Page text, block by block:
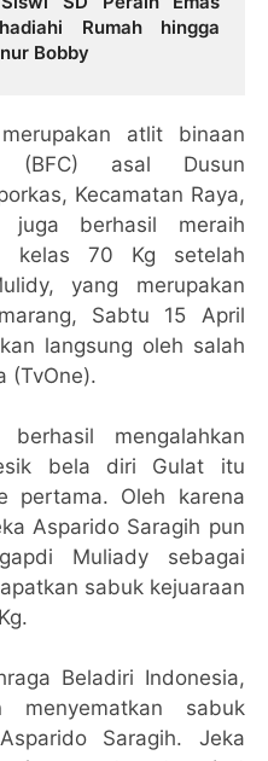
Rumah hingga
Bobby
atlit binaan
(BFC) asal Dusun
Kecamatan Raya,
juga berhasil meraih
kelas 70 Kg setelah
yang merupakan
Sabtu 15 April
langsung oleh salah
(TvOne).
mengalahkan
bela diri Gulat itu
pertama. Oleh karena
Asparido Saragih pun
Muliady sebagai
sabuk kejuaraan
Beladiri Indonesia,
menyematkan sabuk
Saragih. Jeka